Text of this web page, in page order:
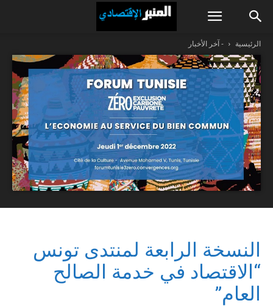
الرئيسية - آخر الأخبار
النسخة الرابعة لمنتدى تونس
“الاقتصاد في خدمة الصالح
العام”